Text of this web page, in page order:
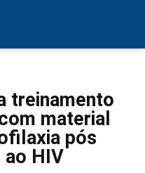
treinamento
material
pós
HIV